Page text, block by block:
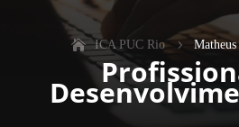
ICA PUC Rio 5